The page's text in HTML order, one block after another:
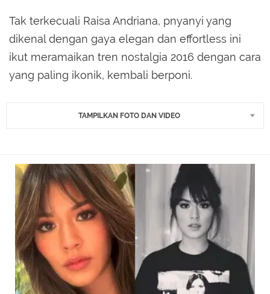
Tak terkecuali Raisa Andriana, pnyanyi yang
dikenal dengan gaya elegan dan effortless ini
ikut meramaikan tren nostalgia 2016 dengan cara
yang paling ikonik, kembali berponi.
TAMPILKAN FOTO DAN VIDEO